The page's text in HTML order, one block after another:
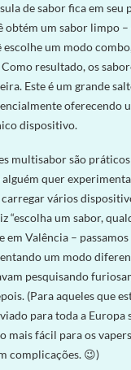
de sabor fica em
obtém um sabor limpo
um modo
resultado, os
Este é um grande
dispositivo.
multisabor são
alguém quer
vários
“escolha um sabor,
em Valência –
um modo
pesquisando
(Para aqueles que
para toda a Europa
mais fácil para os
complicações. 😉)